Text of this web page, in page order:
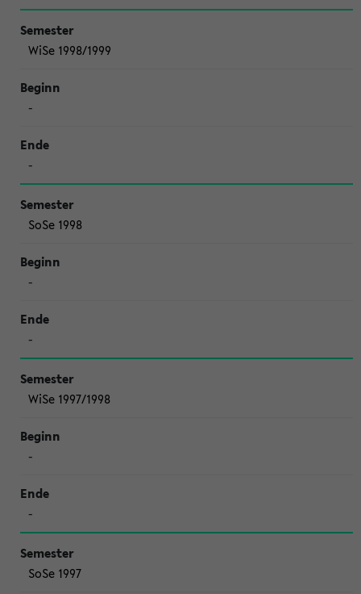
WiSe 1998/1999
-
-
SoSe 1998
-
-
WiSe 1997/1998
-
-
SoSe 1997